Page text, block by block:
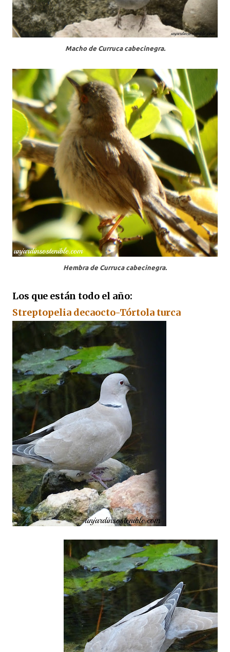
Macho de Curruca cabecinegra.
Hembra de Curruca cabecinegra.
Los que están todo el año:
Streptopelia decaocto-Tórtola turca